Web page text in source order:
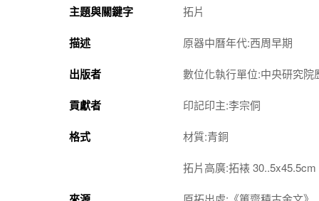
主題與關鍵字 拓片
描述 原器中曆年代:西周早期
出版者 數位化執行單位:中央研究院
貢獻者 印記印主:李宗侗
格式 材質:青銅
拓片高廣:拓裱 30..5x45.5cm